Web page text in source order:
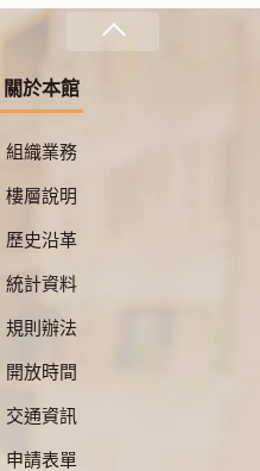
關於本館
組織業務
樓層說明
歷史沿革
統計資料
規則辦法
開放時間
交通資訊
申請表單